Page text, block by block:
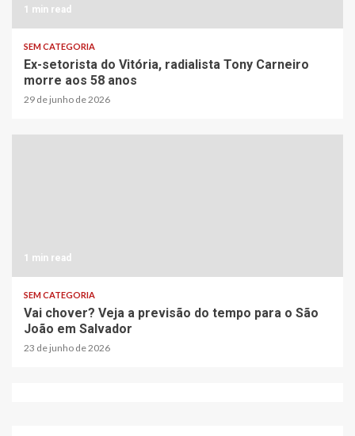
1 min read
SEM CATEGORIA
Ex-setorista do Vitória, radialista Tony Carneiro
morre aos 58 anos
29 de junho de 2026
1 min read
SEM CATEGORIA
Vai chover? Veja a previsão do tempo para o São
João em Salvador
23 de junho de 2026